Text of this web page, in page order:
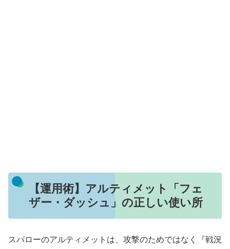
【運用術】アルティメット「フェ
ザー・ダッシュ」の正しい使い所
スパローのアルティメットは、攻撃のためではなく『戦況